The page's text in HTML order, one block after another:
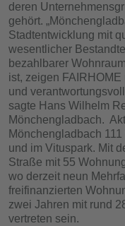
deren
gehört.
Stadtentwicklung mit
wesentlicher
bezahlbarer
ist, zeigen
und
sagte Hans Wilhelm
Mönchengladbach.
Mönchengladbach
und im Vituspark. Mit
Straße mit 55
wo derzeit neun
freifinanzierten
zwei Jahren mit rund
vertreten sein.